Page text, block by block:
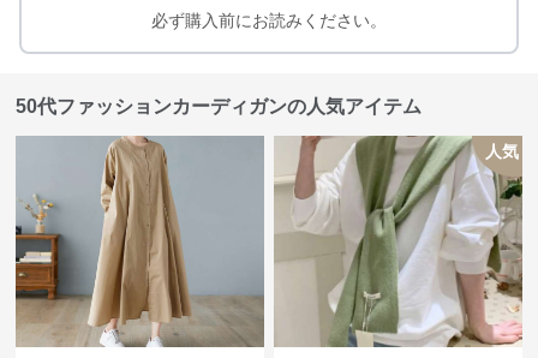
必ず購入前にお読みください。
50代ファッションカーディガンの人気アイテム
人気